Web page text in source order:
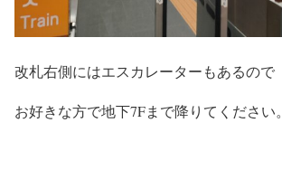
改札右側にはエスカレーターもあるので
お好きな方で地下7Fまで降りてください。